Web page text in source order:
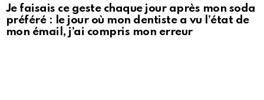
Je faisais ce geste chaque jour après mon soda
préféré : le jour où mon dentiste a vu l’état de
mon émail, j’ai compris mon erreur